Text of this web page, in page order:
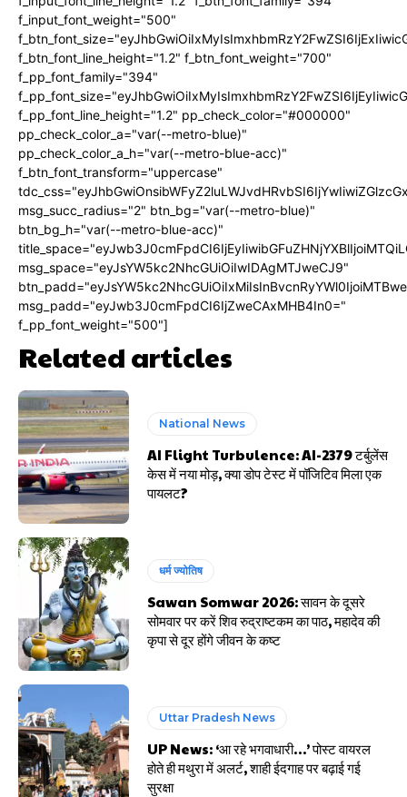
f_input_font_weight="500"
f_btn_font_line_height="1.2" f_btn_font_weight="700"
f_pp_font_family="394"
f_pp_font_line_height="1.2" pp_check_color="#000000"
pp_check_color_a="var(--metro-blue)"
pp_check_color_a_h="var(--metro-blue-acc)"
f_btn_font_transform="uppercase"
msg_succ_radius="2" btn_bg="var(--metro-blue)"
btn_bg_h="var(--metro-blue-acc)"
msg_space="eyJsYW5kc2NhcGUiOiIwIDAgMTJweCJ9"
msg_padd="eyJwb3J0cmFpdCI6IjZweCAxMHB4In0="
f_pp_font_weight="500"]
Related articles
National News
AI Flight Turbulence: AI-2379 टर्बुलेंस
केस में नया मोड़, क्या डोप टेस्ट में पॉजिटिव मिला एक
पायलट?
धर्म ज्योतिष
Sawan Somwar 2026: सावन के दूसरे
सोमवार पर करें शिव रुद्राष्टकम का पाठ, महादेव की
कृपा से दूर होंगे जीवन के कष्ट
Uttar Pradesh News
UP News: ‘आ रहे भगवाधारी…’ पोस्ट वायरल
होते ही मथुरा में अलर्ट, शाही ईदगाह पर बढ़ाई गई
सुरक्षा